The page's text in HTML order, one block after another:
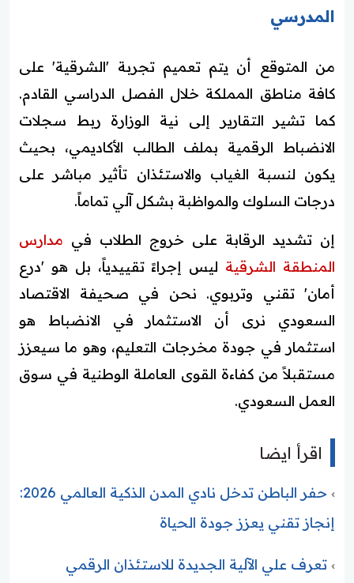
المدرسي
من المتوقع أن يتم تعميم تجربة 'الشرقية' على
كافة مناطق المملكة خلال الفصل الدراسي القادم.
كما تشير التقارير إلى نية الوزارة ربط سجلات
الانضباط الرقمية بملف الطالب الأكاديمي، بحيث
يكون لنسبة الغياب والاستئذان تأثير مباشر على
درجات السلوك والمواظبة بشكل آلي تماماً.
إن تشديد الرقابة على خروج الطلاب في مدارس
المنطقة الشرقية ليس إجراءً تقييدياً، بل هو 'درع
أمان' تقني وتربوي. نحن في صحيفة الاقتصاد
السعودي نرى أن الاستثمار في الانضباط هو
استثمار في جودة مخرجات التعليم، وهو ما سيعزز
مستقبلاً من كفاءة القوى العاملة الوطنية في سوق
العمل السعودي.
اقرأ ايضا
حفر الباطن تدخل نادي المدن الذكية العالمي 2026:
إنجاز تقني يعزز جودة الحياة
تعرف علي الآلية الجديدة للاستئذان الرقمي